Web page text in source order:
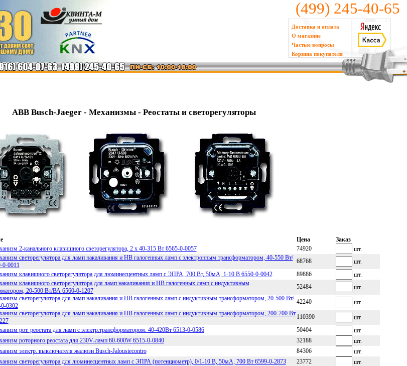
(499) 245-40-65
Доставка и оплата
О магазине
Частые вопросы
Корзина покупателя
ABB Busch-Jaeger - Механизмы - Реостаты и светорегуляторы
Цена
Заказ
2-канального клавишного светорегулятора, 2 х 40-315 Вт 6565-0-0057 74920
шт.
светорегулятора для ламп накаливания и НВ галогенных ламп с электронным трансформатором, 40-550 Вт/
0011
68768
шт.
клавишного светорегулятора для люминесцентных ламп с ЭПРА, 700 Вт, 50мА, 1-10 В 6550-0-0042 89886
шт.
клавишного светорегулятора для ламп накаливания и НВ галогенных ламп с индуктивным
20-500 Вт/ВА 6560-0-1207
52484 шт.
светорегулятора для ламп накаливания и НВ галогенных ламп с индуктивным трансформатором, 20-500 Вт/
0302
42240 шт.
светорегулятора для ламп накаливания и НВ галогенных ламп с индуктивным трансформатором, 200-700 Вт 110390
шт.
рот. реостата для ламп с электр.трансформатором. 40-420Вт 6513-0-0586 50404
шт.
роторного реостата для 230V-ламп 60-600W 6515-0-0840 32188
шт.
электр. выключателя жалюзи Busch-Jalousiecontro 84306
шт.
светорегулятора для люминесцентных ламп с ЭПРА (потенциометр), 0/1-10 В, 50мА, 700 Вт 6599-0-2873 23772
шт.